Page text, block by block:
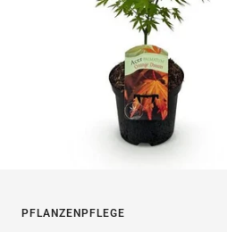
PFLANZENPFLEGE